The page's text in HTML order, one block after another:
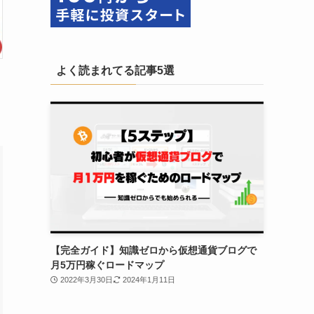
よく読まれてる記事5選
【完全ガイド】知識ゼロから仮想通貨ブログで
月5万円稼ぐロードマップ
2022年3月30日 2024年1月11日